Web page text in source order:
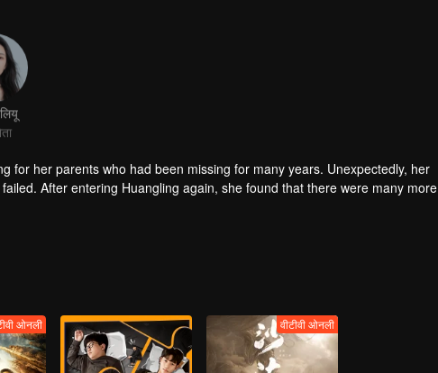
for her parents who had been missing for many years. Unexpectedly, her
After entering Huangling again, she found that there were many more
ओनली वीटीवी ओनली